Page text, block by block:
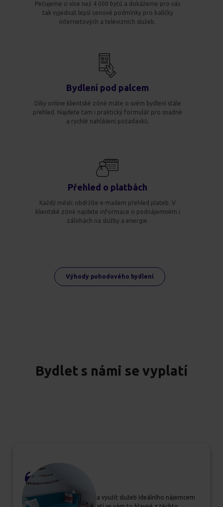
Pečujeme o více než 4 000 bytů a dokážeme pro vás
tak vyjednat lepší cenové podmínky pro balíčky
internetových a televizních služeb.
Bydlení pod palcem
Díky online klientské zóně máte o svém bydlení stále
přehled. Najdete tam i praktický formulář pro snadné
a rychlé nahlášení požadavků.
Přehled o platbách
Každý měsíc obdržíte e-mailem přehled plateb. V
klientské zóně najdete informace o podnájemném i
zálohách na služby a energie.
Výhody pohodového bydlení
Bydlet s námi se vyplatí
Pokud se rozhodujete, zda využít služeb Ideálního nájemcem